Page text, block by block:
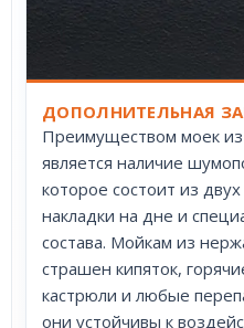
ДОПОЛНИТЕЛЬНАЯ
Преимуществом моек
является наличие
которое состоит из
накладки на дне и
состава. Мойкам из
страшен кипяток,
кастрюли и любые
они устойчивы к